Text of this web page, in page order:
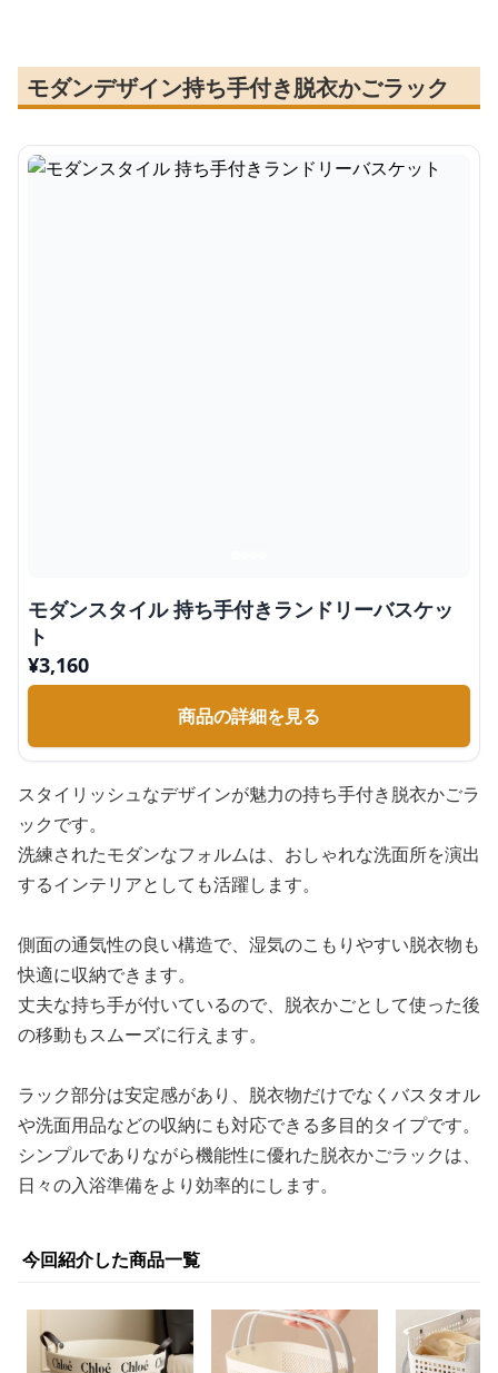
モダンデザイン持ち手付き脱衣かごラック
モダンスタイル 持ち手付きランドリーバスケッ
ト
¥3,160
商品の詳細を見る
スタイリッシュなデザインが魅力の持ち手付き脱衣かごラ
ックです。
洗練されたモダンなフォルムは、おしゃれな洗面所を演出
するインテリアとしても活躍します。
側面の通気性の良い構造で、湿気のこもりやすい脱衣物も
快適に収納できます。
丈夫な持ち手が付いているので、脱衣かごとして使った後
の移動もスムーズに行えます。
ラック部分は安定感があり、脱衣物だけでなくバスタオル
や洗面用品などの収納にも対応できる多目的タイプです。
シンプルでありながら機能性に優れた脱衣かごラックは、
日々の入浴準備をより効率的にします。
今回紹介した商品一覧